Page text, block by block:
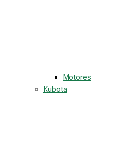
Motores
Kubota